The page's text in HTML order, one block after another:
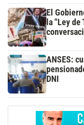
El
la "Ley
ANSES:
DNI